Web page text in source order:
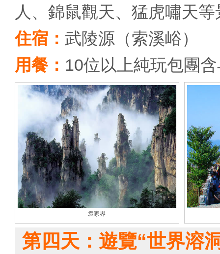
人、錦鼠觀天、猛虎嘯天
住宿： 武陵源（索溪峪）
用餐： 10位以上純玩包團
袁家界
第四天：遊覽“世界溶